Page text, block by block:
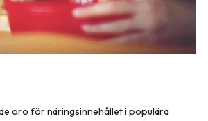
oro för näringsinnehållet i populära